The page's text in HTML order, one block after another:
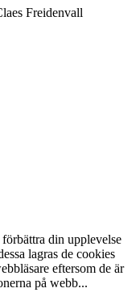
Freidenvall
din upplevelse
lagras de cookies
eftersom de är
på webb...